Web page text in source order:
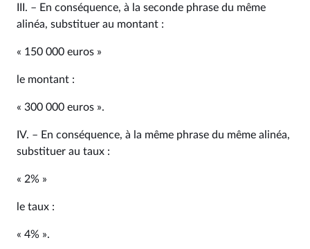
III. – En conséquence, à la seconde phrase du même
alinéa, substituer au montant :
« 150 000 euros »
le montant :
« 300 000 euros ».
IV. – En conséquence, à la même phrase du même alinéa,
substituer au taux :
« 2% »
le taux :
« 4% ».